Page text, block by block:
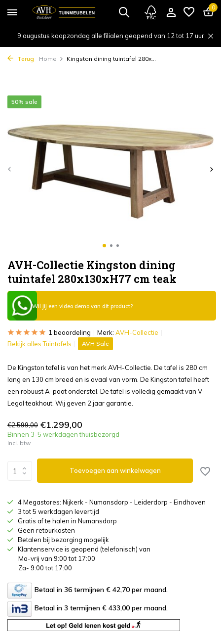
0
9 augustus koopzondag alle filialen geopend van 12 tot 17 uur
Terug Home Kingston dining tuintafel 280x...
AVH-Collectie Kingston dining
tuintafel 280x130xH77 cm teak
50% sale
Wil jij een video demo van dit product?
1 beoordeling Merk: AVH-Collectie
Bekijk alles Tuintafels
AVH Sale
De Kingston tafel is van het merk AVH-Collectie. De tafel is 280 cm
lang en 130 cm breed en is ovaal van vorm. De Kingston tafel heeft
een robuust A-poot onderstel. De tafel is volledig gemaakt van V-
Legal teakhout. Wij geven 2 jaar garantie.
€2.599,00 €1.299,00
Binnen 3-5 werkdagen thuisbezorgd
Incl. btw
Toevoegen aan winkelwagen
4 Megastores: Nijkerk - Numansdorp - Leiderdorp - Eindhoven
3 tot 5 werkdagen levertijd
Gratis af te halen in Numansdorp
Geen retourkosten
Betalen bij bezorging mogelijk
Klantenservice is geopend (telefonisch) van
Ma-vrij van 9:00 tot 17:00
Za- 9:00 tot 17:00
Betaal in 36 termijnen € 42,70 per maand.
Betaal in 3 termijnen € 433,00 per maand.